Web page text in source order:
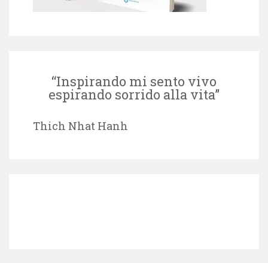
“Inspirando mi sento vivo
espirando sorrido alla vita”
Thich Nhat Hanh